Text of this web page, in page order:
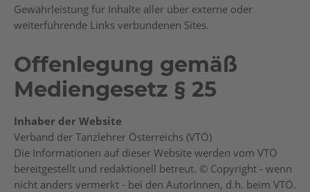
Gewährleistung für Inhalte aller über externe oder
weiterführende Links verbundenen Sites.
Offenlegung gemäß
Mediengesetz § 25
Inhaber der Website
Verband der Tanzlehrer Österreichs (VTÖ)
Die Informationen auf dieser Website werden vom VTÖ
bereitgestellt und redaktionell betreut. © Copyright - wenn
nicht anders vermerkt - bei den AutorInnen, d.h. beim VTÖ.